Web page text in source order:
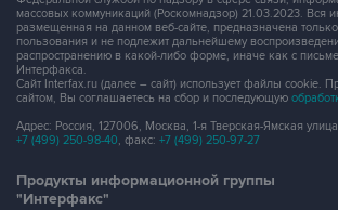
массовых коммуникаций (Роскомнадзор) 21.03.2023. Вся
размещенная на данном веб-сайте, предназначена
пользования и не подлежит дальнейшему
распространению в какой-либо форме, иначе как с
Интерфакса.
Сайт Interfax.ru (далее – сайт) использует файлы cookie.
сайтом, Вы соглашаетесь на сбор и последующую
Адрес: Россия, 127006, Москва, 1-я Тверская-Ямская
+7 (499) 250-98-40, факс: +7 (499) 250-97-27
Продукты информационной группы
"Интерфакс"